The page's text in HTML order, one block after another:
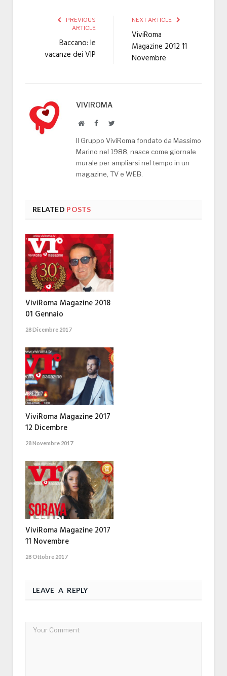
PREVIOUS
ARTICLE
Baccano: le
vacanze dei VIP
NEXT ARTICLE
ViviRoma
Magazine 2012 11
Novembre
VIVIROMA
WebsiteFacebookTwitter
Il Gruppo ViviRoma fondato da Massimo
Marino nel 1988, nasce come giornale
murale per ampliarsi nel tempo in un
magazine, TV e WEB.
RELATED POSTS
ViviRoma Magazine 2018
01 Gennaio
28 Dicembre 2017
ViviRoma Magazine 2017
12 Dicembre
28 Novembre 2017
ViviRoma Magazine 2017
11 Novembre
28 Ottobre 2017
LEAVE A REPLY